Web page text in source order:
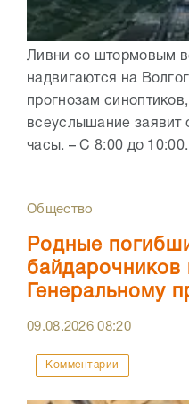
Ливни со штормовым
надвигаются на
прогнозам
всеуслышание
часы. – С 8:00 до
Общество
Родные
Генеральному
09.08.202608:20
Комментарии